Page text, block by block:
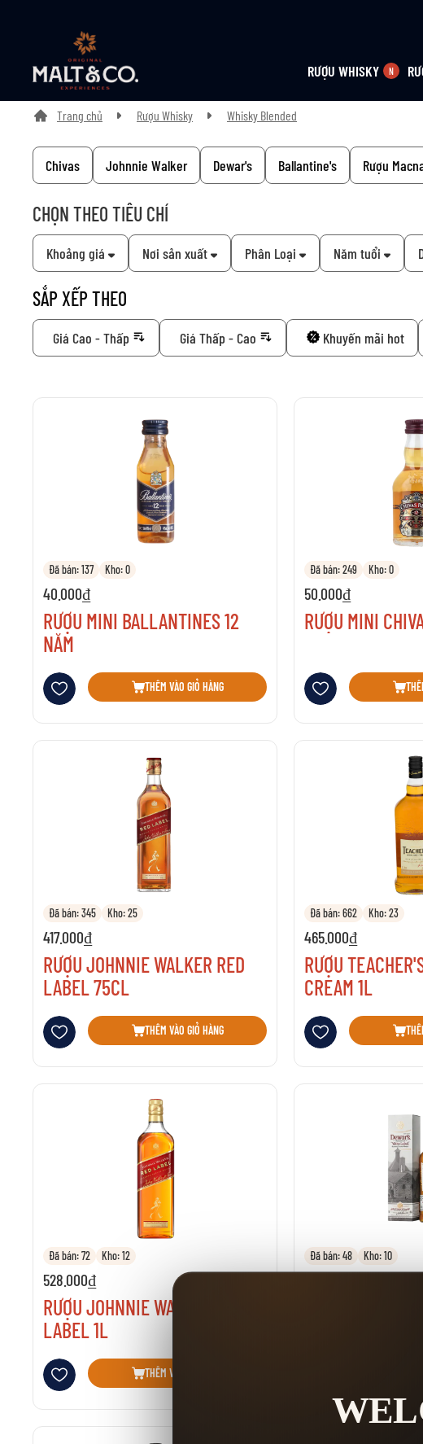
RƯỢU WHISKY
Trang chủ Rượu Whisky Whisky Blended
Chivas Johnnie Walker Dewar's Ballantine's Rượu
CHỌN THEO TIÊU CHÍ
Khoảng giá Nơi sản xuất Phân Loại Năm tuổi
SẮP XẾP THEO
Giá Cao - Thấp Giá Thấp - Cao Khuyến mãi hot
Đã bán: 137 Kho: 0
40.000₫
RƯỢU MINI BALLANTINES 12
NĂM
Thêm vào danh sách yêu thích
THÊM VÀO GIỎ HÀNG
Đã bán: 249 Kho: 0
50.000₫
RƯỢU MINI
Thêm vào danh sách yêu thích
Đã bán: 345 Kho: 25
417.000₫
RƯỢU JOHNNIE WALKER RED
LABEL 75CL
Thêm vào danh sách yêu thích
THÊM VÀO GIỎ HÀNG
Đã bán: 662 Kho: 23
465.000₫
RƯỢU
CREAM 1L
Thêm vào danh sách yêu thích
Đã bán: 72 Kho: 12
528.000₫
RƯỢU JOHNNIE WALKER RED
LABEL 1L
Thêm vào danh sách yêu thích
THÊM VÀO GIỎ HÀNG
Đã bán: 48 Kho: 10